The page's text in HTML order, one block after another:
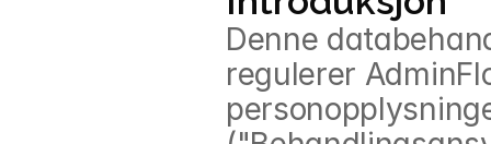
Denne
regulerer